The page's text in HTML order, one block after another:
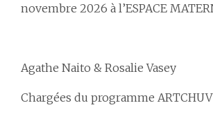
novembre 2026 à l’ESPACE
Agathe Naito & Rosalie Vasey
Chargées du programme ARTCHUV